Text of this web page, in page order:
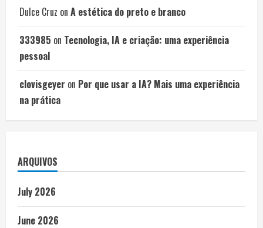
Dulce Cruz on A estética do preto e branco
333985 on Tecnologia, IA e criação: uma experiência
pessoal
clovisgeyer on Por que usar a IA? Mais uma experiência
na prática
ARQUIVOS
July 2026
June 2026